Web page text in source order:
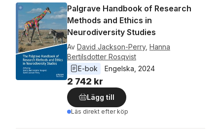
Palgrave Handbook of Research
Methods and Ethics in
Neurodiversity Studies
Av David Jackson-Perry, Hanna
Bertilsdotter Rosqvist
E-bok
Engelska 2024
2 742 kr
Lägg till
Läs direkt efter köp